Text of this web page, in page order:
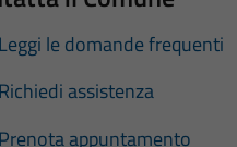
le domande frequenti
assistenza
appuntamento